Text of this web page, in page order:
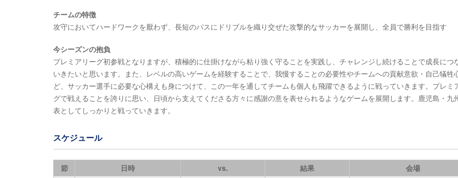
チームの特徴
攻守においてハードワークを厭わず、長短のパスにドリブルを織り交ぜた攻撃的なサッカーを展開し、全員で勝利を目指す
今シーズンの抱負
プレミアリーグ初参戦となりますが、積極的に仕掛けながら粘り強く守ることを実践し、チャレンジし続けることで成長につ
いきたいと思います。また、レベルの高いゲームを経験することで、我慢することの必要性やチームへの貢献意欲・自己犠牲
ど、サッカー選手に必要な心構えも身につけて、この一年を通してチームも個人も飛躍できるように戦っていきます。プレミ
グで戦えることを誇りに思い、日頃から支えてくださる方々に感謝の意を表せられるようなゲームを展開します。鹿児島・九
表としてしっかりと戦っていきます。
スケジュール
節 日時 vs. 結果
会場